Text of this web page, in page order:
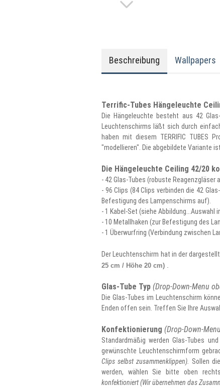
Beschreibung Wallpapers
Terrific-Tubes Hängeleuchte
Die Hängeleuchte besteht aus 42
Leuchtenschirms läßt sich durch
haben mit diesem TERRIFIC TUBES
"modellieren". Die abgebildete Variante ist
Die Hängeleuchte Ceiling 42/20
- 42 Glas-Tubes (robuste Reagenzgläser
- 96 Clips (84 Clips verbinden die 42
Befestigung des Lampenschirms auf).
- 1 Kabel-Set (siehe Abbildung...Auswahl
- 10 Metallhaken (zur Befestigung des
- 1 Überwurfring (Verbindung zwischen
Der Leuchtenschirm hat in der
25 cm / Höhe 20 cm)
Glas-Tube Typ (Drop-Down-Menu
Die Glas-Tubes im Leuchtenschirm
Enden offen sein. Treffen Sie Ihre
Konfektionierung (Drop-Down-
Standardmäßig werden Glas-Tubes
gewünschte Leuchtenschirmform
Clips selbst zusammenklippen).
Sollen
werden, wählen Sie bitte oben
konfektioniert (Wir übernehmen das